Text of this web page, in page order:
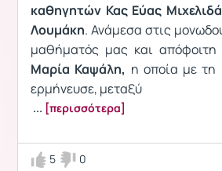
καθηγητών Κας Εύας
Λουμάκη. Ανάμεσα στις
μαθήματός μας και
Μαρία Καψάλη, η οποία με
ερμήνευσε, μεταξύ
... [περισσότερα]
5 0